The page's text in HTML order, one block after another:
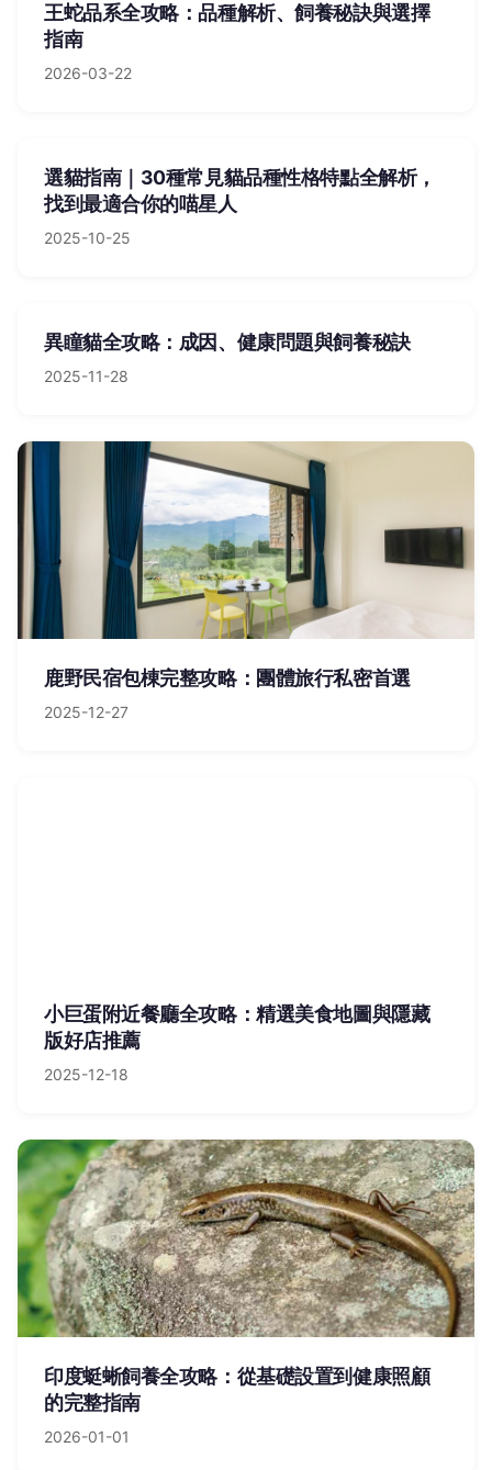
王蛇品系全攻略：品種解析、飼養秘訣與選擇
指南
2026-03-22
選貓指南｜30種常見貓品種性格特點全解析，
找到最適合你的喵星人
2025-10-25
異瞳貓全攻略：成因、健康問題與飼養秘訣
2025-11-28
鹿野民宿包棟完整攻略：團體旅行私密首選
2025-12-27
小巨蛋附近餐廳全攻略：精選美食地圖與隱藏
版好店推薦
2025-12-18
印度蜓蜥飼養全攻略：從基礎設置到健康照顧
的完整指南
2026-01-01